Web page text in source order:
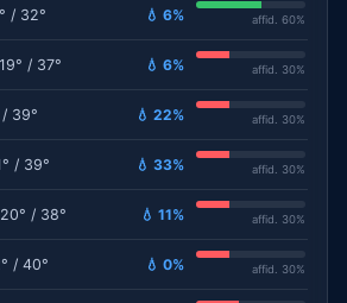
/ 32° 💧 6% affid. 60%
19° / 37° 💧 6% affid. 30%
39° 💧 22% affid. 30%
/ 39° 💧 33% affid. 30%
20° / 38° 💧 11% affid. 30%
/ 40° 💧 0% affid. 30%